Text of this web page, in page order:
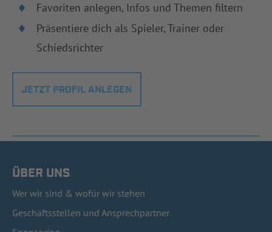
Favoriten anlegen, Infos und Themen filtern
Präsentiere dich als Spieler, Trainer oder
Schiedsrichter
JETZT PROFIL ANLEGEN
ÜBER UNS
Wer wir sind & wofür wir stehen
Geschäftsstellen und Ansprechpartner